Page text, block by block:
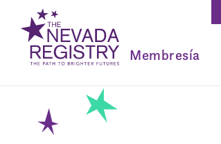
Membresía